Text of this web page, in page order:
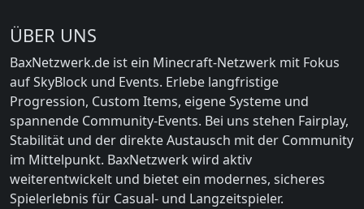
ÜBER UNS
BaxNetzwerk.de ist ein Minecraft-Netzwerk mit Fokus
auf SkyBlock und Events. Erlebe langfristige
Progression, Custom Items, eigene Systeme und
spannende Community-Events. Bei uns stehen Fairplay,
Stabilität und der direkte Austausch mit der Community
im Mittelpunkt. BaxNetzwerk wird aktiv
weiterentwickelt und bietet ein modernes, sicheres
Spielerlebnis für Casual- und Langzeitspieler.